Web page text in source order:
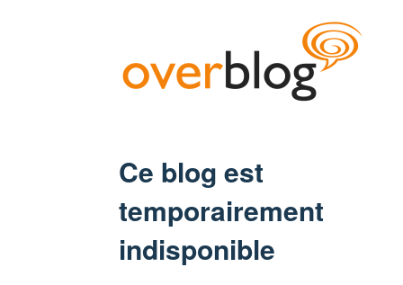
Ce blog est
temporairement
indisponible